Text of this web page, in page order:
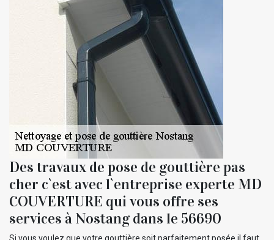
Des travaux de pose de gouttière pas
cher c`est avec l`entreprise experte MD
COUVERTURE qui vous offre ses
services à Nostang dans le 56690
Si vous voulez que votre gouttière soit parfaitement posée il faut